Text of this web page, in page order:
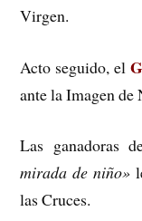
Virgen.
Acto seguido, el
ante la Imagen de
Las ganadoras
mirada de niño»
las Cruces.